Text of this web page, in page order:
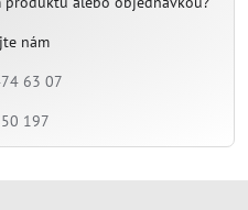
nám
63 07
197